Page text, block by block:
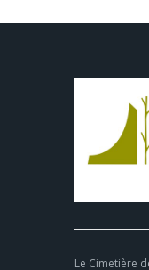
Le Cimetière